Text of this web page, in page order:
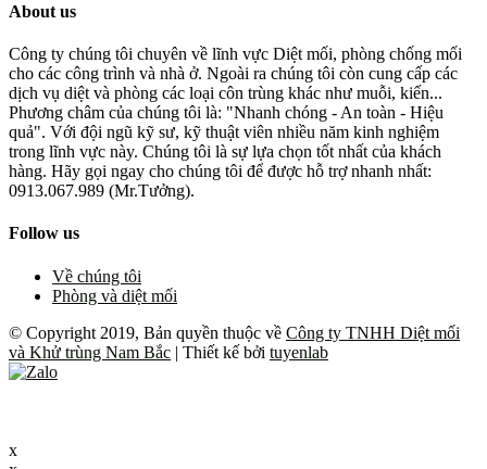
About us
Công ty chúng tôi chuyên về lĩnh vực Diệt mối, phòng chống mối
cho các công trình và nhà ở. Ngoài ra chúng tôi còn cung cấp các
dịch vụ diệt và phòng các loại côn trùng khác như muỗi, kiến...
Phương châm của chúng tôi là: "Nhanh chóng - An toàn - Hiệu
quả". Với đội ngũ kỹ sư, kỹ thuật viên nhiều năm kinh nghiệm
trong lĩnh vực này. Chúng tôi là sự lựa chọn tốt nhất của khách
hàng. Hãy gọi ngay cho chúng tôi để được hỗ trợ nhanh nhất:
0913.067.989 (Mr.Tưởng).
Follow us
Về chúng tôi
Phòng và diệt mối
© Copyright 2019, Bản quyền thuộc về Công ty TNHH Diệt mối
và Khử trùng Nam Bắc | Thiết kế bởi tuyenlab
x